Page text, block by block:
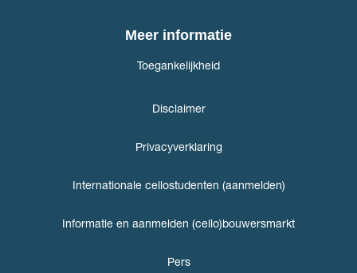
Meer informatie
Toegankelijkheid
Disclaimer
Privacyverklaring
Internationale cellostudenten (aanmelden)
Informatie en aanmelden (cello)bouwersmarkt
Pers